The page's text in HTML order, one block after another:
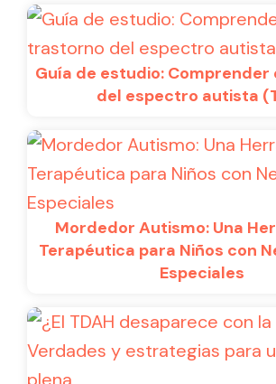
Guía de estudio:
del espectro autista
Mordedor Autismo: Una
Terapéutica para Niños con
Especiales